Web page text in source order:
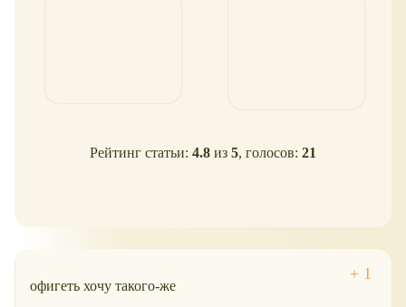
Рейтинг статьи: 4.8 из 5, голосов: 21
офигеть хочу такого-же